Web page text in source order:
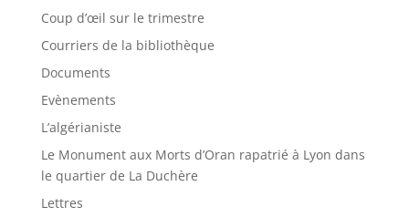
Coup d’œil sur le trimestre
Courriers de la bibliothèque
Documents
Evènements
L’algérianiste
Le Monument aux Morts d’Oran rapatrié à Lyon dans
le quartier de La Duchère
Lettres